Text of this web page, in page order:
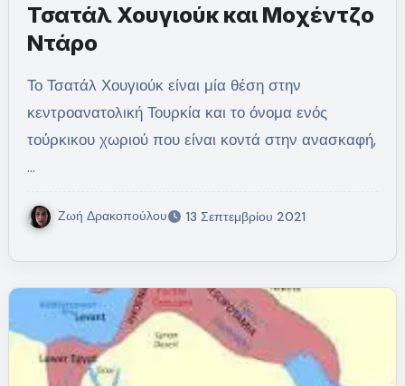
Τσατάλ Χουγιούκ και Μοχέντζο
Ντάρο
Το Τσατάλ Χουγιούκ είναι μία θέση στην
κεντροανατολική Τουρκία και το όνομα ενός
τούρκικου χωριού που είναι κοντά στην ανασκαφή,
…
Ζωή Δρακοπούλου 13 Σεπτεμβρίου 2021